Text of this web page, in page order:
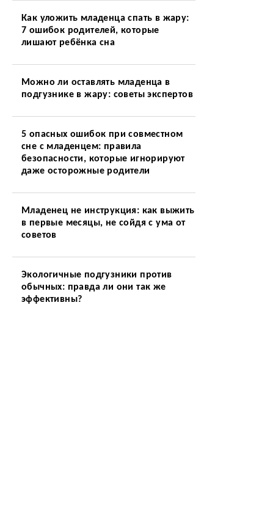
Как уложить младенца спать в жару:
7 ошибок родителей, которые
лишают ребёнка сна
Можно ли оставлять младенца в
подгузнике в жару: советы экспертов
5 опасных ошибок при совместном
сне с младенцем: правила
безопасности, которые игнорируют
даже осторожные родители
Младенец не инструкция: как выжить
в первые месяцы, не сойдя с ума от
советов
Экологичные подгузники против
обычных: правда ли они так же
эффективны?